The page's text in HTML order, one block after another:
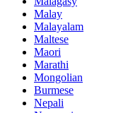
Malay
Malayalam
Maltese
Maori
Marathi
Mongolian
Burmese
Nepali